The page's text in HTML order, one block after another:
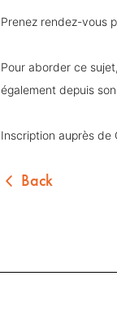
Prenez rendez-vous
Pour aborder ce
également depuis
Inscription auprès de
Back